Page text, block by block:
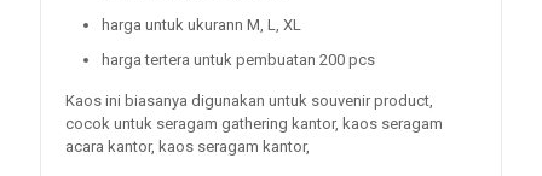
harga untuk ukurann M, L, XL
harga tertera untuk pembuatan 200 pcs
Kaos ini biasanya digunakan untuk souvenir product,
cocok untuk seragam gathering kantor, kaos seragam
acara kantor, kaos seragam kantor,